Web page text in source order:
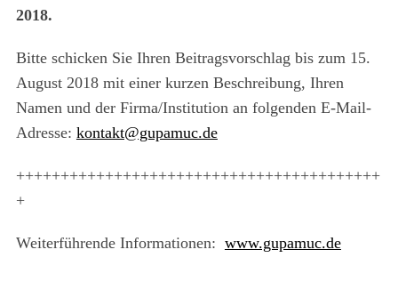
2018.
Bitte schicken Sie Ihren Beitragsvorschlag bis zum 15.
August 2018 mit einer kurzen Beschreibung, Ihren
Namen und der Firma/Institution an folgenden E-Mail-
Adresse: kontakt@gupamuc.de
+++++++++++++++++++++++++++++++++++++++++
+
Weiterführende Informationen: www.gupamuc.de